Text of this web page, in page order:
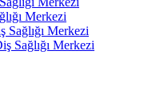
Merkezi
Sağlığı Merkezi
Sağlığı Merkezi